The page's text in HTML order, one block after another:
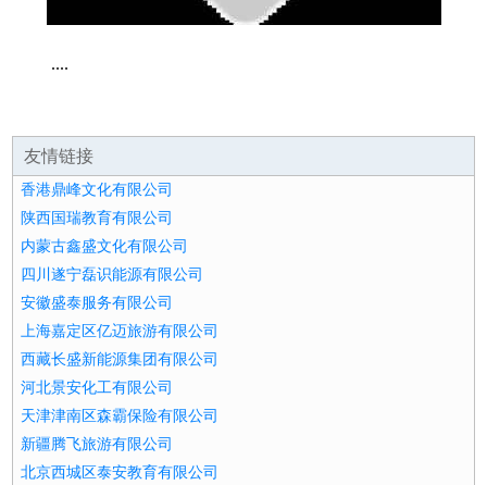
....
友情链接
香港鼎峰文化有限公司
陕西国瑞教育有限公司
内蒙古鑫盛文化有限公司
四川遂宁磊识能源有限公司
安徽盛泰服务有限公司
上海嘉定区亿迈旅游有限公司
西藏长盛新能源集团有限公司
河北景安化工有限公司
天津津南区森霸保险有限公司
新疆腾飞旅游有限公司
北京西城区泰安教育有限公司